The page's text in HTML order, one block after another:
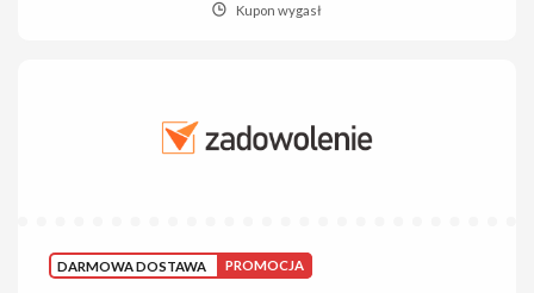
Kupon wygasł
DARMOWA DOSTAWA PROMOCJA